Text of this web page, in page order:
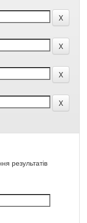
результатів